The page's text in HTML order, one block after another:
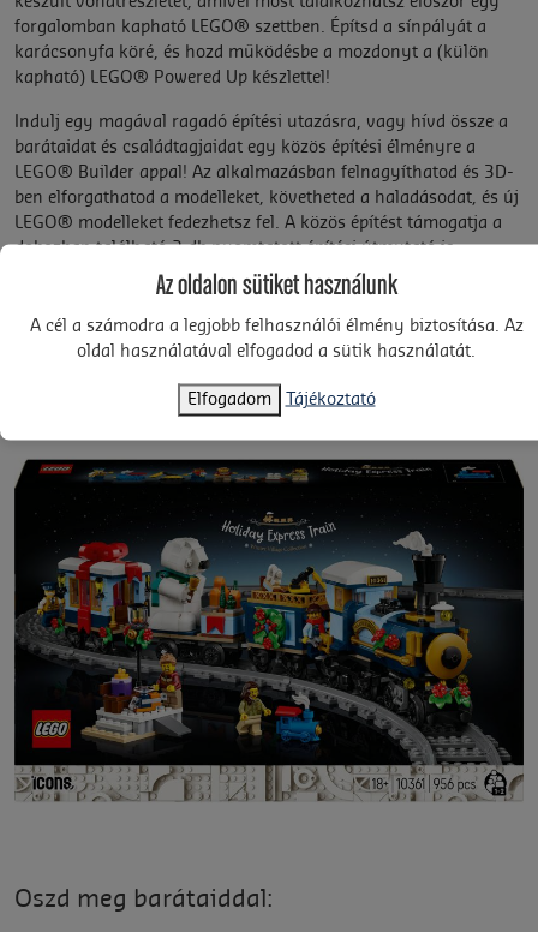
forgalomban kapható LEGO® szettben. Építsd a sínpályát a
karácsonyfa köré, és hozd működésbe a mozdonyt a (külön
kapható) LEGO® Powered Up készlettel!
Indulj egy magával ragadó építési utazásra, vagy hívd össze a
barátaidat és családtagjaidat egy közös építési élményre a
LEGO® Builder appal! Az alkalmazásban felnagyíthatod és 3D-
ben elforgathatod a modelleket, követheted a haladásodat, és új
LEGO® modelleket fedezhetsz fel. A közös építést támogatja a
dobozban található 2 db nyomtatott építési útmutató is.
Találj egy helyet a kikapcsolódásra a felnőtteknek készült,
kreatív LEGO® építési projektek inspiráló választékával! (A
szettek külön kaphatók.)
Oszd meg barátaiddal:
Az oldalon sütiket használunk
A cél a számodra a legjobb felhasználói élmény biztosítása. Az
oldal használatával elfogadod a sütik használatát.
Elfogadom Tájékoztató